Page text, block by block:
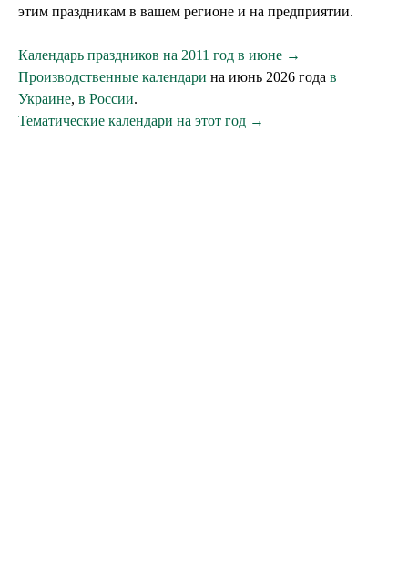
этим праздникам в вашем регионе и на предприятии.
Календарь праздников на 2011 год в июне →
Производственные календари на июнь 2026 года в
Украине, в России.
Тематические календари на этот год →